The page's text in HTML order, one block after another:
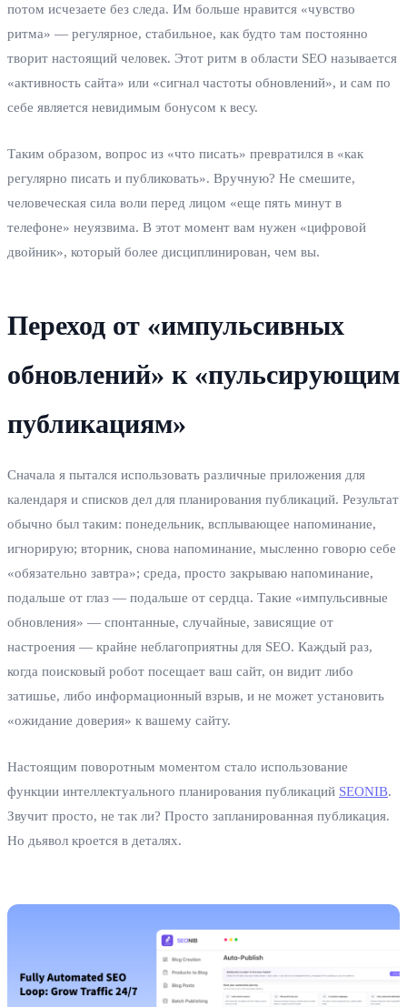
потом исчезаете без следа. Им больше нравится «чувство
ритма» — регулярное, стабильное, как будто там постоянно
творит настоящий человек. Этот ритм в области SEO называется
«активность сайта» или «сигнал частоты обновлений», и сам по
себе является невидимым бонусом к весу.
Таким образом, вопрос из «что писать» превратился в «как
регулярно писать и публиковать». Вручную? Не смешите,
человеческая сила воли перед лицом «еще пять минут в
телефоне» неуязвима. В этот момент вам нужен «цифровой
двойник», который более дисциплинирован, чем вы.
Переход от «импульсивных
обновлений» к «пульсирующим
публикациям»
Сначала я пытался использовать различные приложения для
календаря и списков дел для планирования публикаций. Результат
обычно был таким: понедельник, всплывающее напоминание,
игнорирую; вторник, снова напоминание, мысленно говорю себе
«обязательно завтра»; среда, просто закрываю напоминание,
подальше от глаз — подальше от сердца. Такие «импульсивные
обновления» — спонтанные, случайные, зависящие от
настроения — крайне неблагоприятны для SEO. Каждый раз,
когда поисковый робот посещает ваш сайт, он видит либо
затишье, либо информационный взрыв, и не может установить
«ожидание доверия» к вашему сайту.
Настоящим поворотным моментом стало использование
функции интеллектуального планирования публикаций SEONIB.
Звучит просто, не так ли? Просто запланированная публикация.
Но дьявол кроется в деталях.